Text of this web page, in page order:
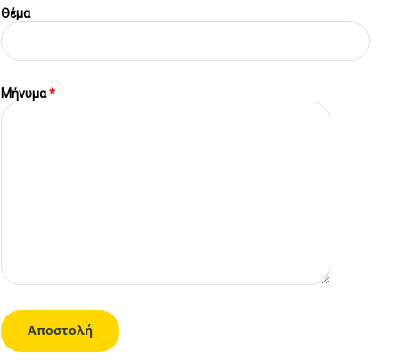
Θέμα
Μήνυμα*